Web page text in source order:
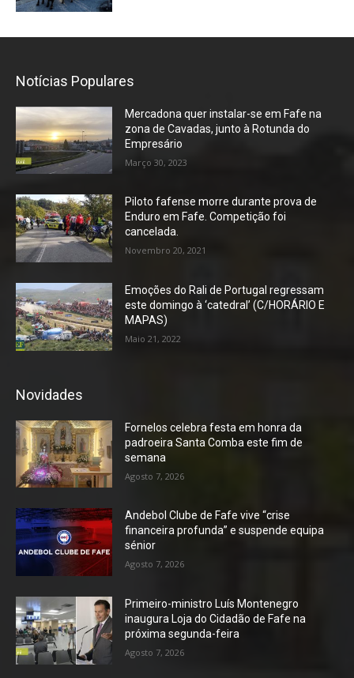
Notícias Populares
Mercadona quer instalar-se em Fafe na
zona de Cavadas, junto à Rotunda do
Empresário
Março 30, 2023
Piloto fafense morre durante prova de
Enduro em Fafe. Competição foi
cancelada.
Novembro 20, 2021
Emoções do Rali de Portugal regressam
este domingo à ‘catedral’ (C/HORÁRIO E
MAPAS)
Maio 21, 2022
Novidades
Fornelos celebra festa em honra da
padroeira Santa Comba este fim de
semana
Agosto 7, 2026
Andebol Clube de Fafe vive “crise
financeira profunda” e suspende equipa
sénior
Agosto 7, 2026
Primeiro-ministro Luís Montenegro
inaugura Loja do Cidadão de Fafe na
próxima segunda-feira
Agosto 7, 2026